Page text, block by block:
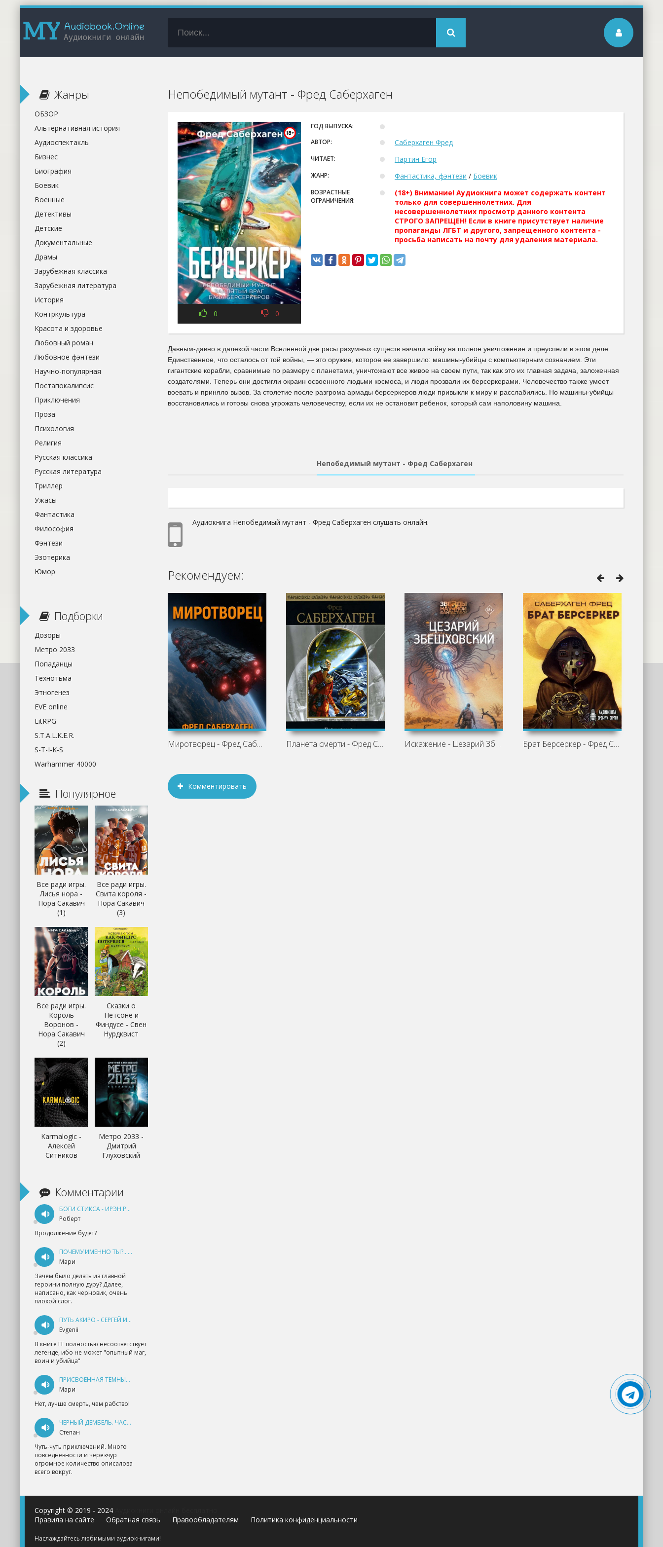
Непобедимый мутант - Фред Саберхаген
0 0
ГОД ВЫПУСКА:
АВТОР:
Саберхаген Фред
ЧИТАЕТ: Партин Егор
ЖАНР: Фантастика, фэнтези / Боевик
ВОЗРАСТНЫЕ
ОГРАНИЧЕНИЯ:
(18+) Внимание! Аудиокнига может содержать контент
только для совершеннолетних. Для
несовершеннолетних просмотр данного контента
СТРОГО ЗАПРЕЩЕН! Если в книге присутствует наличие
пропаганды ЛГБТ и другого, запрещенного контента -
просьба написать на почту для удаления материала.
Давным-давно в далекой части Вселенной две расы разумных существ начали войну на полное уничтожение и преуспели в этом деле.
Единственное, что осталось от той войны, — это оружие, которое ее завершило: машины-убийцы с компьютерным сознанием. Эти
гигантские корабли, сравнимые по размеру с планетами, уничтожают все живое на своем пути, так как это их главная задача, заложенная
создателями. Теперь они достигли окраин освоенного людьми космоса, и люди прозвали их берсеркерами. Человечество также умеет
воевать и приняло вызов. За столетие после разгрома армады берсеркеров люди привыкли к миру и расслабились. Но машины-убийцы
восстановились и готовы снова угрожать человечеству, если их не остановит ребенок, который сам наполовину машина.
Непобедимый мутант - Фред Саберхаген
Аудиокнига Непобедимый мутант - Фред Саберхаген слушать онлайн.
Рекомендуем:
Миротворец - Фред Саберхаген Планета смерти - Фред Саберхаген Искажение - Цезарий Збешховский Брат Берсеркер - Фред Саберхаген
Комментировать
Жанры
ОБЗОР
Альтернативная история
Аудиоспектакль
Бизнес
Биография
Боевик
Военные
Детективы
Детские
Документальные
Драмы
Зарубежная классика
Зарубежная литература
История
Контркультура
Красота и здоровье
Любовный роман
Любовное фэнтези
Научно-популярная
Постапокалипсис
Приключения
Проза
Психология
Религия
Русская классика
Русская литература
Триллер
Ужасы
Фантастика
Философия
Фэнтези
Эзотерика
Юмор
Подборки
Дозоры
Метро 2033
Попаданцы
Технотьма
Этногенез
EVE online
LitRPG
S.T.A.L.K.E.R.
S-T-I-K-S
Warhammer 40000
Популярное
Все ради игры.
Лисья нора -
Нора Сакавич
(1)
Все ради игры.
Свита короля -
Нора Сакавич
(3)
Все ради игры.
Король
Воронов -
Нора Сакавич
(2)
Сказки о
Петсоне и
Финдусе - Свен
Нурдквист
Karmalogic -
Алексей
Ситников
Метро 2033 -
Дмитрий
Глуховский
Комментарии
БОГИ СТИКСА - ИРЭН РУДКЕВИЧ
Роберт
Продолжение будет?
ПОЧЕМУ ИМЕННО ТЫ?.. КНИГА 1 - ЕКАТЕРИНА ЮДИНА
Мари
Зачем было делать из главной
героини полную дуру? Далее,
написано, как черновик, очень
плохой слог.
ПУТЬ АКИРО - СЕРГЕЙ ИЗМАЙЛОВ
Evgenii
В книге ГГ полностью несоответствует
легенде, ибо не может "опытный маг,
воин и убийца"
ПРИСВОЕННАЯ ТЁМНЫМ. ПРОКЛЯТАЯ ЛЮБОВЬ - АННА ГЕРР
Мари
Нет, лучше смерть, чем рабство!
ЧЁРНЫЙ ДЕМБЕЛЬ. ЧАСТЬ 1 - АНДРЕЙ ФЕДИН
Степан
Чуть-чуть приключений. Много
повседневности и черезчур
огромное количество описалова
всего вокруг.
Copyright © 2019 - 2024
Правила на сайте
Обратная связь Правообладателям Политика конфиденциальности
Наслаждайтесь любимыми аудиокнигами!